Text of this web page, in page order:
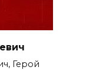
Герой